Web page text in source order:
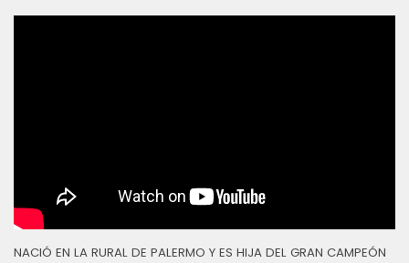
NACIÓ EN LA RURAL DE PALERMO Y ES HIJA DEL GRAN CAMPEÓN